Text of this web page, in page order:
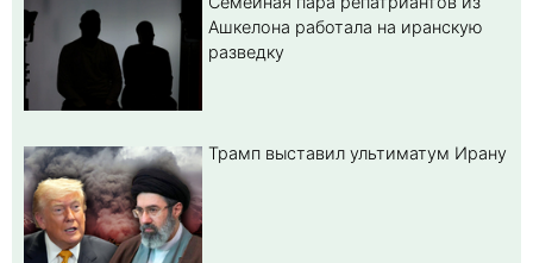
Ашкелона работала на иранскую
разведку
Трамп выставил ультиматум Ирану